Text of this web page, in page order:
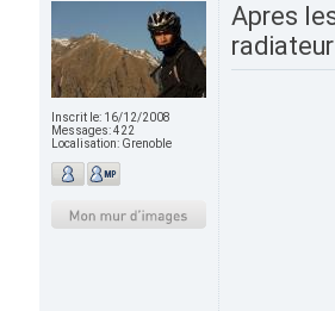
Inscrit le: 16/12/2008
Messages:422
Localisation: Grenoble
Apres